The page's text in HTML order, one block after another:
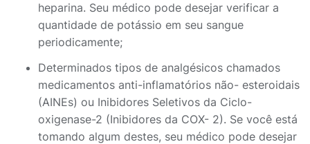
heparina. Seu médico pode desejar verificar a
quantidade de potássio em seu sangue
periodicamente;
Determinados tipos de analgésicos chamados
medicamentos anti-inflamatórios não- esteroidais
(AINEs) ou Inibidores Seletivos da Ciclo-
oxigenase-2 (Inibidores da COX- 2). Se você está
tomando algum destes, seu médico pode desejar